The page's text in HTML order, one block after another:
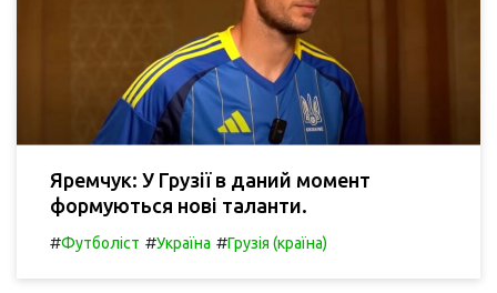
Яремчук: У Грузії в даний момент
формуються нові таланти.
#Футболіст #Україна #Грузія (країна)